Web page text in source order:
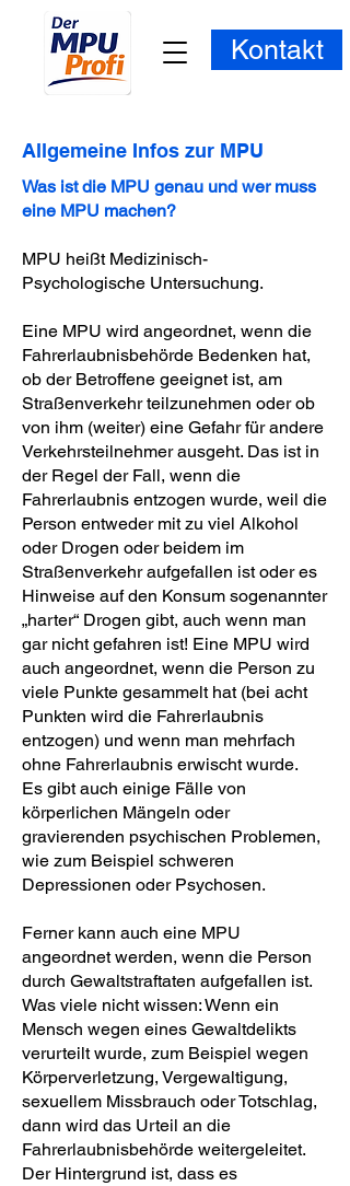
Kontakt
Allgemeine Infos zur MPU
Was ist die MPU genau und wer muss
eine MPU machen?
MPU heißt Medizinisch-
Psychologische Untersuchung.
Eine MPU wird angeordnet, wenn die
Fahrerlaubnisbehörde Bedenken hat,
ob der Betroffene geeignet ist, am
Straßenverkehr teilzunehmen oder ob
von ihm (weiter) eine Gefahr für andere
Verkehrsteilnehmer ausgeht. Das ist in
der Regel der Fall, wenn die
Fahrerlaubnis entzogen wurde, weil die
Person entweder mit zu viel Alkohol
oder Drogen oder beidem im
Straßenverkehr aufgefallen ist oder es
Hinweise auf den Konsum sogenannter
„harter“ Drogen gibt, auch wenn man
gar nicht gefahren ist! Eine MPU wird
auch angeordnet, wenn die Person zu
viele Punkte gesammelt hat (bei acht
Punkten wird die Fahrerlaubnis
entzogen) und wenn man mehrfach
ohne Fahrerlaubnis erwischt wurde.
Es gibt auch einige Fälle von
körperlichen Mängeln oder
gravierenden psychischen Problemen,
wie zum Beispiel schweren
Depressionen oder Psychosen.
Ferner kann auch eine MPU
angeordnet werden, wenn die Person
durch Gewaltstraftaten aufgefallen ist.
Was viele nicht wissen: Wenn ein
Mensch wegen eines Gewaltdelikts
verurteilt wurde, zum Beispiel wegen
Körperverletzung, Vergewaltigung,
sexuellem Missbrauch oder Totschlag,
dann wird das Urteil an die
Fahrerlaubnisbehörde weitergeleitet.
Der Hintergrund ist, dass es